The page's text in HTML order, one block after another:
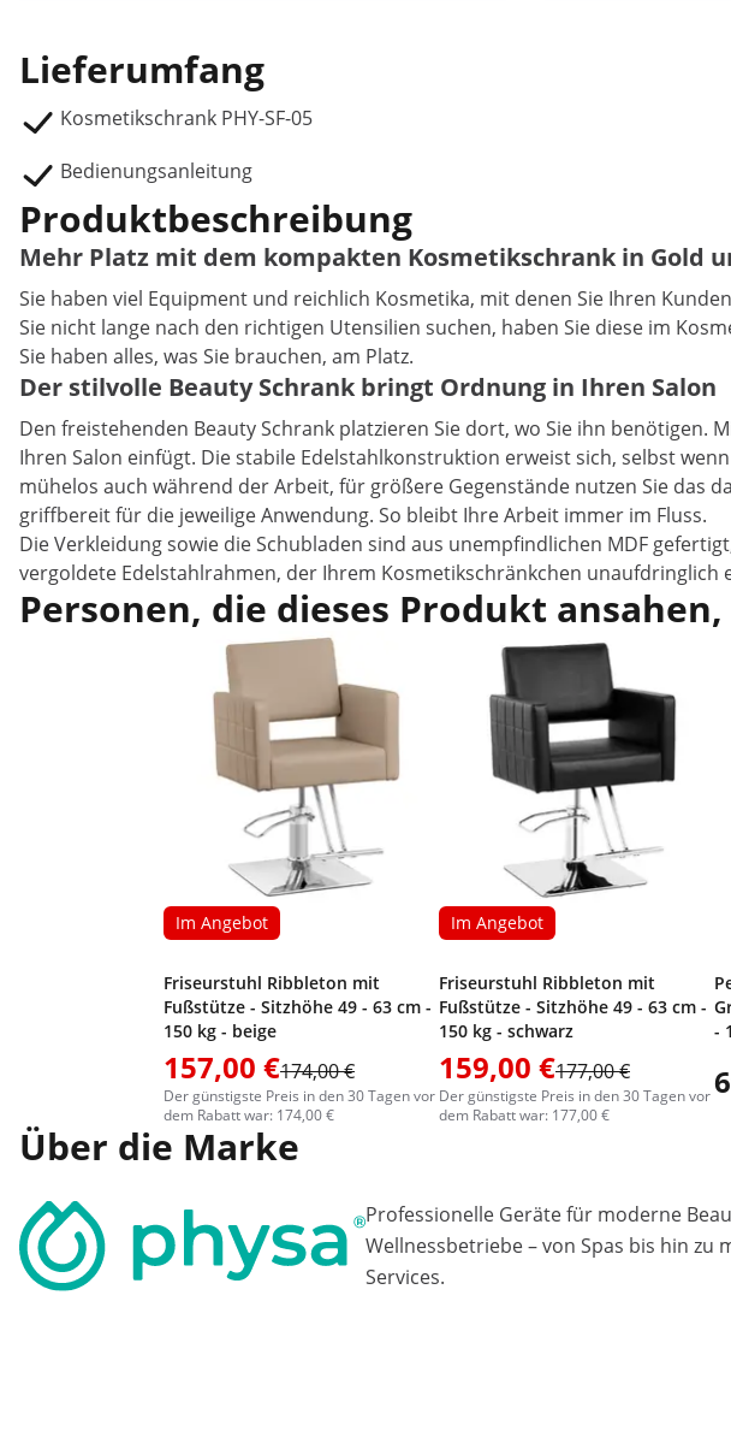
Lieferumfang
Kosmetikschrank PHY-SF-05
Bedienungsanleitung
Produktbeschreibung
Mehr Platz mit dem kompakten Kosmetikschrank in Gold
Sie haben viel Equipment und reichlich Kosmetika, mit denen Sie Ihren
Sie nicht lange nach den richtigen Utensilien suchen, haben Sie diese im
Sie haben alles, was Sie brauchen, am Platz.
Der stilvolle Beauty Schrank bringt Ordnung in Ihren Salon
Den freistehenden Beauty Schrank platzieren Sie dort, wo Sie ihn benötigen.
Ihren Salon einfügt. Die stabile Edelstahlkonstruktion erweist sich, selbst
mühelos auch während der Arbeit, für größere Gegenstände nutzen Sie das
griffbereit für die jeweilige Anwendung. So bleibt Ihre Arbeit immer im Fluss.
Die Verkleidung sowie die Schubladen sind aus unempfindlichen MDF
vergoldete Edelstahlrahmen, der Ihrem Kosmetikschränkchen unaufdringlich
Personen, die dieses Produkt
Im Angebot
Friseurstuhl Ribbleton mit
Fußstütze - Sitzhöhe 49 - 63 cm -
150 kg - beige
157,00 €174,00 €
Der günstigste Preis in den 30 Tagen vor
dem Rabatt war: 174,00 €
Im Angebot
Friseurstuhl Ribbleton mit
Fußstütze - Sitzhöhe 49 - 63 cm -
150 kg - schwarz
159,00 €177,00 €
Der günstigste Preis in den 30 Tagen vor
dem Rabatt war: 177,00 €
-
Über die Marke
Professionelle Geräte für moderne
Wellnessbetriebe – von Spas bis hin zu
Services.